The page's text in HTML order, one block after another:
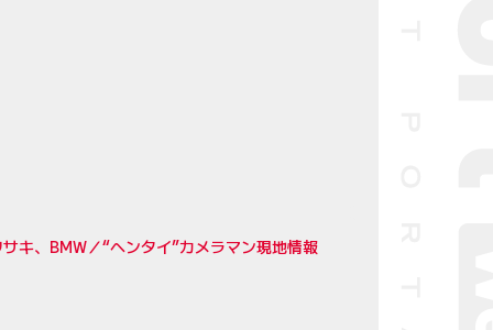
キ、BMW／“ヘンタイ”カメラマン現地情報